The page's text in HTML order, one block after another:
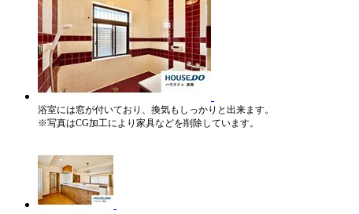
浴室には窓が付いており、換気もしっかりと出来ます。
※写真はCG加工により家具などを削除しています。